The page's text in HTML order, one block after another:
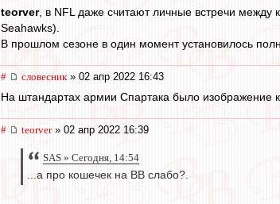
teorver, в NFL даже считают личные встречи
Seahawks).
В прошлом сезоне в один момент установилось
# словесник » 02 апр 2022 16:43
На штандартах армии Спартака было изображение
# teorver» 02 апр 2022 16:39
SAS » Сегодня, 14:54
...а про кошечек на ВВ слабо?.